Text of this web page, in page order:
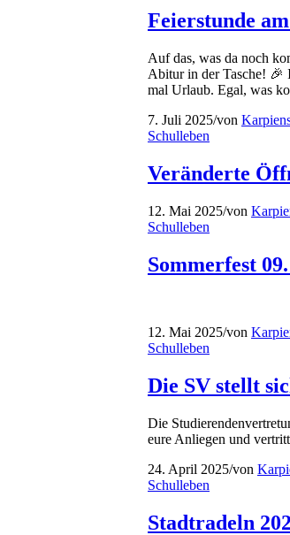
Feierstunde
Auf das, was da noch
Abitur in der Tasche! 🎉
mal Urlaub. Egal, was
7. Juli 2025/von
Schulleben
Veränderte
12. Mai 2025/von
Schulleben
Sommerfest
12. Mai 2025/von
Schulleben
Die SV stellt
Die
eure Anliegen und
24. April 2025/von
Schulleben
Stadtradeln